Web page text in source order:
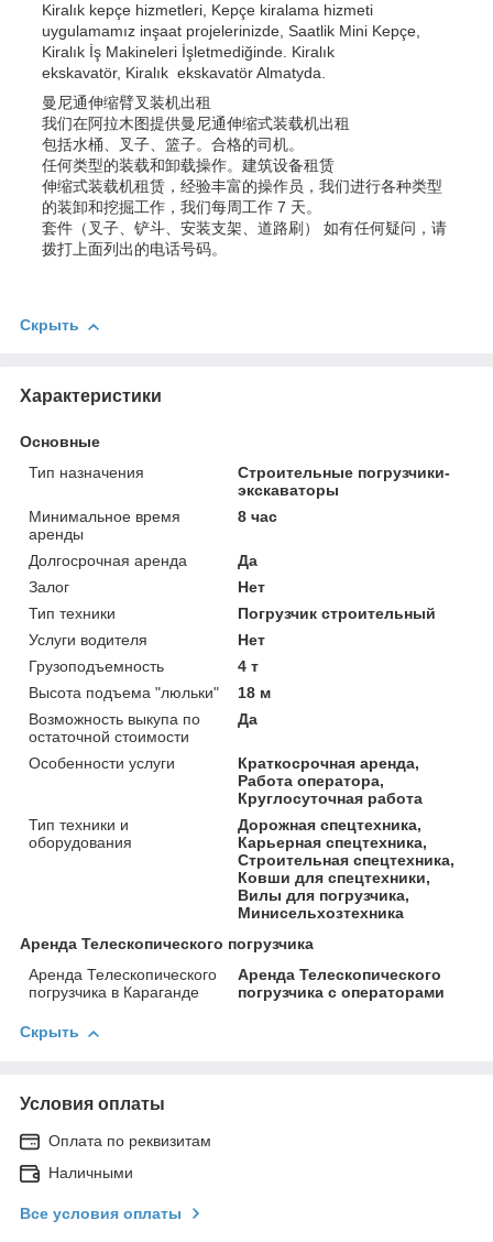
Kiralık kepçe hizmetleri, Kepçe kiralama hizmeti
uygulamamız inşaat projelerinizde, Saatlik Mini Kepçe,
Kiralık İş Makineleri İşletmediğinde. Kiralık
ekskavatör, Kiralık ekskavatör Almatyda.
曼尼通伸缩臂叉装机出租
我们在阿拉木图提供曼尼通伸缩式装载机出租
包括水桶、叉子、篮子。合格的司机。
任何类型的装载和卸载操作。建筑设备租赁
伸缩式装载机租赁，经验丰富的操作员，我们进行各种类型
的装卸和挖掘工作，我们每周工作 7 天。
套件（叉子、铲斗、安装支架、道路刷） 如有任何疑问，请
拨打上面列出的电话号码。
Скрыть
Характеристики
Основные
Тип назначения
Строительные погрузчики-
экскаваторы
Минимальное время
аренды
8 час
Долгосрочная аренда
Да
Залог
Нет
Тип техники
Погрузчик строительный
Услуги водителя
Нет
Грузоподъемность
4 т
Высота подъема "люльки"
18 м
Возможность выкупа по
остаточной стоимости
Да
Особенности услуги
Краткосрочная аренда,
Работа оператора,
Круглосуточная работа
Тип техники и
оборудования
Дорожная спецтехника,
Карьерная спецтехника,
Строительная спецтехника,
Ковши для спецтехники,
Вилы для погрузчика,
Минисельхозтехника
Аренда Телескопического погрузчика
Аренда Телескопического
погрузчика в Караганде
Аренда Телескопического
погрузчика с операторами
Скрыть
Условия оплаты
Оплата по реквизитам
Наличными
Все условия оплаты